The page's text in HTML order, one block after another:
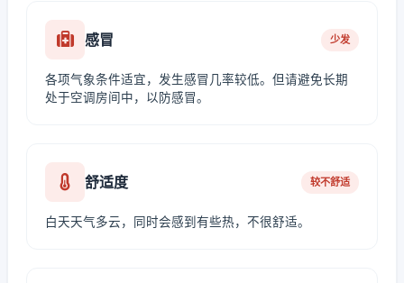
感冒 少发
各项气象条件适宜，发生感冒几率较低。但请避免长期
处于空调房间中，以防感冒。
舒适度 较不舒适
白天天气多云，同时会感到有些热，不很舒适。